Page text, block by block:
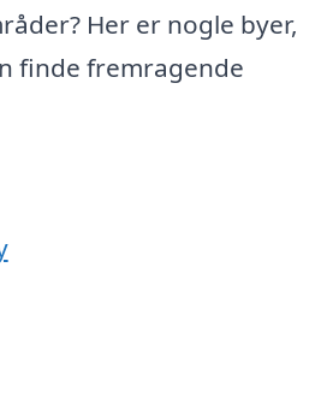
Her er nogle byer,
finde fremragende